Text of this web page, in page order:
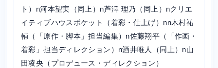
ト）n河本望実（同上）n芦澤 理乃（同上）nクリエ
イティブハウスポケット（着彩・仕上げ）nn木村祐
輔（「原作・脚本」担当編集）n佐藤翔平（「作画・
着彩」担当ディレクション）n酒井唯人（同上）n山
田凌央（プロデュース・ディレクション）